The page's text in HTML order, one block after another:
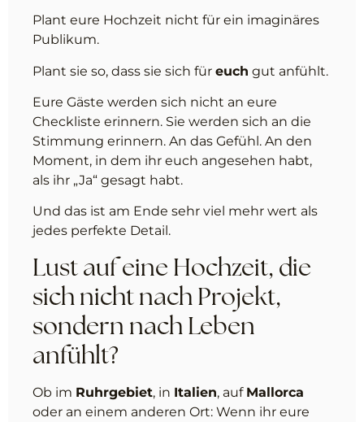
Plant eure Hochzeit nicht für ein imaginäres
Publikum.
Plant sie so, dass sie sich für euch gut anfühlt.
Eure Gäste werden sich nicht an eure
Checkliste erinnern. Sie werden sich an die
Stimmung erinnern. An das Gefühl. An den
Moment, in dem ihr euch angesehen habt,
als ihr „Ja“ gesagt habt.
Und das ist am Ende sehr viel mehr wert als
jedes perfekte Detail.
Lust auf eine Hochzeit, die
sich nicht nach Projekt,
sondern nach Leben
anfühlt?
Ob im Ruhrgebiet, in Italien, auf Mallorca
oder an einem anderen Ort: Wenn ihr eure